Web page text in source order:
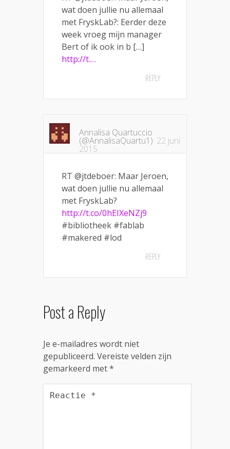
wat doen jullie nu allemaal
met FryskLab?: Eerder deze
week vroeg mijn manager
Bert of ik ook in b […]
http://t.…
REPLY
Annalisa Quartuccio
(@AnnalisaQuartu1) 22 juni
2015
RT @jtdeboer: Maar Jeroen,
wat doen jullie nu allemaal
met FryskLab?
http://t.co/0hEIXeNZj9
#bibliotheek #fablab
#makered #lod
REPLY
Post a Reply
Je e-mailadres wordt niet
gepubliceerd. Vereiste velden zijn
gemarkeerd met*